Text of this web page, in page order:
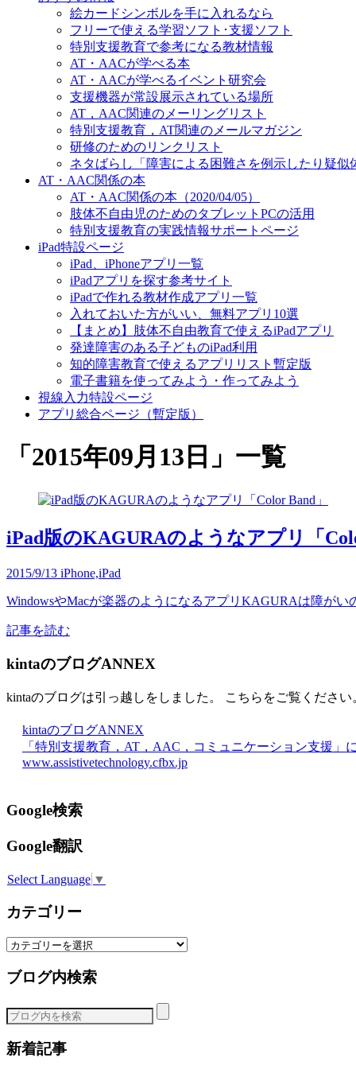
絵カードシンボルを手に入れるなら
フリーで使える学習ソフト･支援ソフト
特別支援教育で参考になる教材情報
AT・AACが学べる本
AT・AACが学べるイベント研究会
支援機器が常設展示されている場所
AT，AAC関連のメーリングリスト
特別支援教育，AT関連のメールマガジン
研修のためのリンクリスト
ネタばらし「障害による困難さを例示したり疑似
AT・AAC関係の本
AT・AAC関係の本（2020/04/05）
肢体不自由児のためのタブレットPCの活用
特別支援教育の実践情報サポートページ
iPad特設ページ
iPad、iPhoneアプリ一覧
iPadアプリを探す参考サイト
iPadで作れる教材作成アプリ一覧
入れておいた方がいい、無料アプリ10選
【まとめ】肢体不自由教育で使えるiPadアプリ
発達障害のある子どものiPad利用
知的障害教育で使えるアプリリスト暫定版
電子書籍を使ってみよう・作ってみよう
視線入力特設ページ
アプリ総合ページ（暫定版）
「 2015年09月13日 」 一覧
iPad版のKAGURAのようなアプリ「
2015/9/13 iPhone,iPad
WindowsやMacが楽器のようになるアプリKAGURAは障が
記事を読む
kintaのブログANNEX
kintaのブログは引っ越しをしました。 こちらをご覧ください
kintaのブログANNEX
「特別支援教育，AT，AAC，コミュニケーション支援」
www.assistivetechnology.cfbx.jp
Google検索
Google翻訳
Select Language ▼
カテゴリー
カ
ゴ
ー
ブログ内検索
新着記事